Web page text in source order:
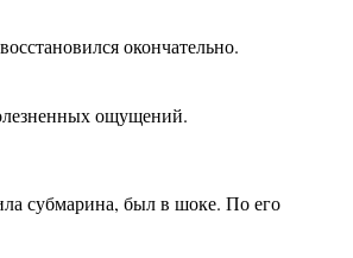
окончательно.
ощущений.
субмарина, был в шоке. По его